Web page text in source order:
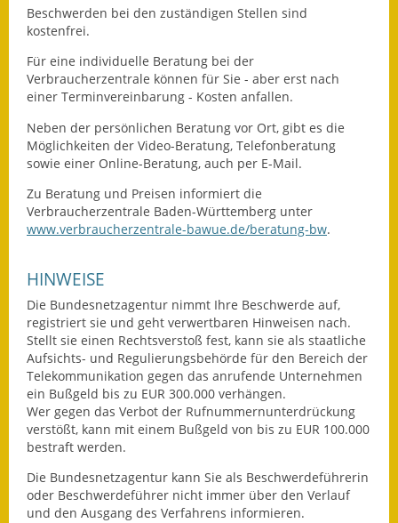
Grundschule &
Integration und Asyl
Kinderbetreuung
Nahverkehr
Ver- & Entsorgung
Klimaschutzagentur
Freizeit
Feuerwehr
Freizeit- & Sportstätten
Kirchen
Beschwerden bei den zuständigen Stellen sind
kostenfrei.
Für eine individuelle Beratung bei der
Verbraucherzentrale können für Sie - aber erst nach
einer Terminvereinbarung - Kosten anfallen.
Neben der persönlichen Beratung vor Ort, gibt es die
Möglichkeiten der Video-Beratung, Telefonberatung
sowie einer Online-Beratung, auch per E-Mail.
Zu Beratung und Preisen informiert die
Verbraucherzentrale Baden-Württemberg unter
www.verbraucherzentrale-bawue.de/beratung-bw.
HINWEISE
Die Bundesnetzagentur nimmt Ihre Beschwerde auf,
registriert sie und geht verwertbaren Hinweisen nach.
Stellt sie einen Rechtsverstoß fest, kann sie als staatliche
Aufsichts- und Regulierungsbehörde für den Bereich der
Telekommunikation gegen das anrufende Unternehmen
ein Bußgeld bis zu EUR 300.000 verhängen.
Wer gegen das Verbot der Rufnummernunterdrückung
verstößt, kann mit einem Bußgeld von bis zu EUR 100.000
bestraft werden.
Die Bundesnetzagentur kann Sie als Beschwerdeführerin
oder Beschwerdeführer nicht immer über den Verlauf
und den Ausgang des Verfahrens informieren.